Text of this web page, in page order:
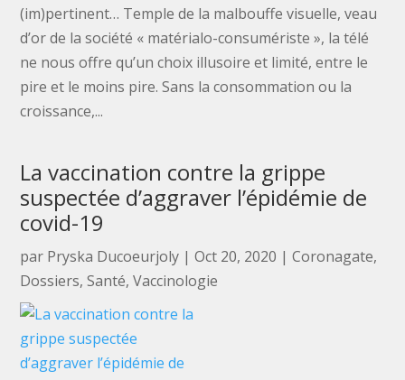
(im)pertinent… Temple de la malbouffe visuelle, veau
d’or de la société « matérialo-consumériste », la télé
ne nous offre qu’un choix illusoire et limité, entre le
pire et le moins pire. Sans la consommation ou la
croissance,...
La vaccination contre la grippe
suspectée d’aggraver l’épidémie de
covid-19
par Pryska Ducoeurjoly |Oct 20, 2020 |Coronagate,
Dossiers,Santé,Vaccinologie